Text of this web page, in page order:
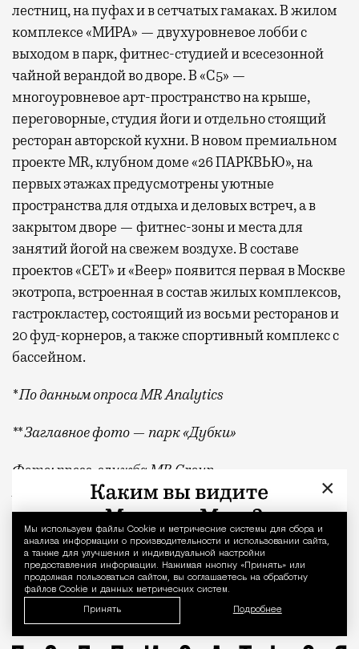
Уведомление
Мы используем файлы Сookie и метрические системы для сбора и
анализа информации о производительности и использовании сайта,
а также для улучшения и индивидуальной настройки
предоставления информации. Нажимая кнопку «Принять» или
продолжая пользоваться сайтом, вы соглашаетесь на обработку
файлов Cookie и данных метрических систем.
Принять Подробнее
лестниц, на пуфах и в сетчатых гамаках. В жилом
комплексе «МИРА» — двухуровневое лобби с
выходом в парк, фитнес-студией и всесезонной
чайной верандой во дворе. В «С5» —
многоуровневое арт-пространство на крыше,
переговорные, студия йоги и отдельно стоящий
ресторан авторской кухни. В новом премиальном
проекте MR, клубном доме «26 ПАРКВЬЮ», на
первых этажах предусмотрены уютные
пространства для отдыха и деловых встреч, а в
закрытом дворе — фитнес-зоны и места для
занятий йогой на свежем воздухе. В составе
проектов «СЕТ» и «Веер»появитсяпервая в Москве
экотропа, встроенная в состав жилых комплексов,
гастрокластер, состоящий из восьми ресторанов и
20 фуд-корнеров, а также спортивный комплекс с
бассейном.
* По данным опроса MR Analytics
** Заглавное фото — парк «Дубки»
Фото: пресс-служба MR Group,
/shutterstock.com/Fotodom
Квадратные метры, планировки, вид из
Реклама
MR Group
×